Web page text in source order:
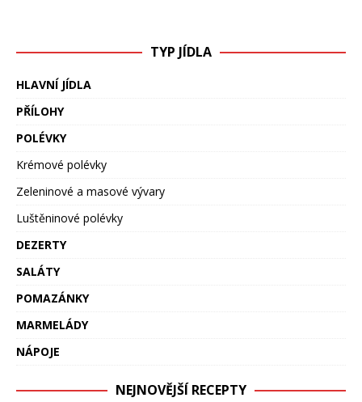
TYP JÍDLA
HLAVNÍ JÍDLA
PŘÍLOHY
POLÉVKY
Krémové polévky
Zeleninové a masové vývary
Luštěninové polévky
DEZERTY
SALÁTY
POMAZÁNKY
MARMELÁDY
NÁPOJE
NEJNOVĚJŠÍ RECEPTY